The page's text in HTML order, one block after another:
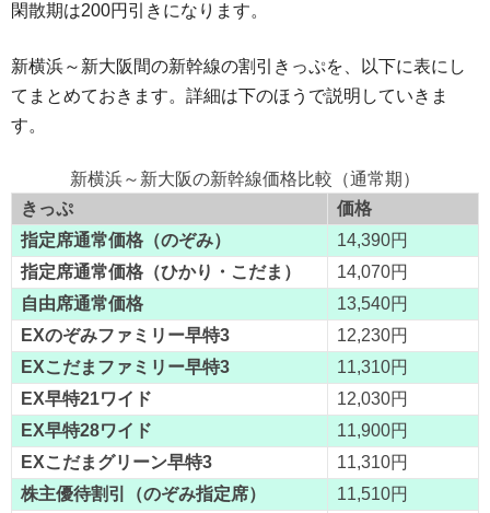
閑散期は200円引きになります。
新横浜～新大阪間の新幹線の割引きっぷを、以下に表にし
てまとめておきます。詳細は下のほうで説明していきま
す。
新横浜～新大阪の新幹線価格比較（通常期）
きっぷ
価格
指定席通常価格（のぞみ）
14,390円
指定席通常価格（ひかり・こだま）
14,070円
自由席通常価格
13,540円
EXのぞみファミリー早特3
12,230円
EXこだまファミリー早特3
11,310円
EX早特21ワイド
12,030円
EX早特28ワイド
11,900円
EXこだまグリーン早特3
11,310円
株主優待割引（のぞみ指定席）
11,510円